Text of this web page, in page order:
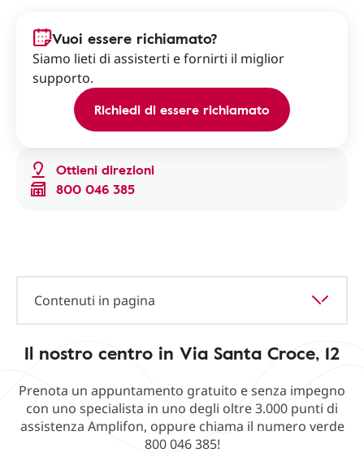
Ottieni direzioni
800 046 385
Vuoi essere richiamato?
Siamo lieti di assisterti e fornirti il miglior
supporto.
Richiedi di essere richiamato
Contenuti in pagina
Il nostro centro in Via Santa Croce, 12
Prenota un appuntamento gratuito e senza impegno
con uno specialista in uno degli oltre 3.000 punti di
assistenza Amplifon, oppure chiama il numero verde
800 046 385!